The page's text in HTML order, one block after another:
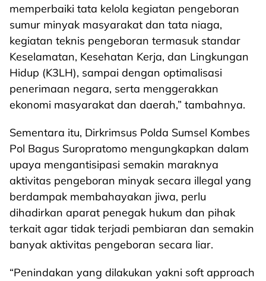
memperbaiki tata kelola kegiatan pengeboran
sumur minyak masyarakat dan tata niaga,
kegiatan teknis pengeboran termasuk standar
Keselamatan, Kesehatan Kerja, dan Lingkungan
Hidup (K3LH), sampai dengan optimalisasi
penerimaan negara, serta menggerakkan
ekonomi masyarakat dan daerah,” tambahnya.
Sementara itu, Dirkrimsus Polda Sumsel Kombes
Pol Bagus Suropratomo mengungkapkan dalam
upaya mengantisipasi semakin maraknya
aktivitas pengeboran minyak secara illegal yang
berdampak membahayakan jiwa, perlu
dihadirkan aparat penegak hukum dan pihak
terkait agar tidak terjadi pembiaran dan semakin
banyak aktivitas pengeboran secara liar.
“Penindakan yang dilakukan yakni soft approach